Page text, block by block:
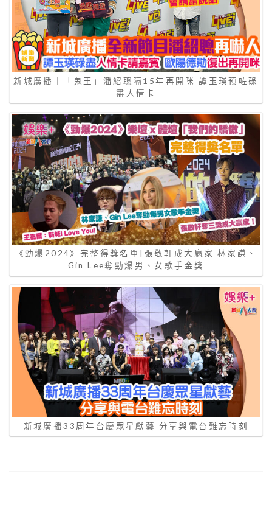
新城廣播｜「鬼王」潘紹聰隔15年再開咪 譚玉瑛預咗碌
盡人情卡
《勁爆2024》完整得獎名單|張敬軒成大贏家 林家謙、
Gin Lee奪勁爆男、女歌手金獎
新城廣播33周年台慶眾星獻藝 分享與電台難忘時刻